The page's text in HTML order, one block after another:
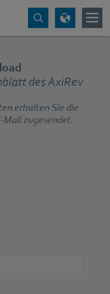
des AxiRev
erhalten Sie die
zugesendet.